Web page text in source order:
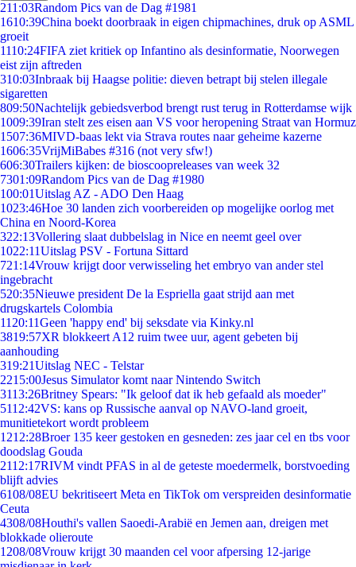
211:03Random Pics van de Dag #1981
1610:39China boekt doorbraak in eigen chipmachines, druk op ASML
groeit
1110:24FIFA ziet kritiek op Infantino als desinformatie, Noorwegen
eist zijn aftreden
310:03Inbraak bij Haagse politie: dieven betrapt bij stelen illegale
sigaretten
809:50Nachtelijk gebiedsverbod brengt rust terug in Rotterdamse wijk
1009:39Iran stelt zes eisen aan VS voor heropening Straat van Hormuz
1507:36MIVD-baas lekt via Strava routes naar geheime kazerne
1606:35VrijMiBabes #316 (not very sfw!)
606:30Trailers kijken: de bioscoopreleases van week 32
7301:09Random Pics van de Dag #1980
100:01Uitslag AZ - ADO Den Haag
1023:46Hoe 30 landen zich voorbereiden op mogelijke oorlog met
China en Noord-Korea
322:13Vollering slaat dubbelslag in Nice en neemt geel over
1022:11Uitslag PSV - Fortuna Sittard
721:14Vrouw krijgt door verwisseling het embryo van ander stel
ingebracht
520:35Nieuwe president De la Espriella gaat strijd aan met
drugskartels Colombia
11 20:11Geen 'happy end' bij seksdate via Kinky.nl
3819:57XR blokkeert A12 ruim twee uur, agent gebeten bij
aanhouding
319:21Uitslag NEC - Telstar
2215:00Jesus Simulator komt naar Nintendo Switch
3113:26Britney Spears: "Ik geloof dat ik heb gefaald als moeder"
5112:42VS: kans op Russische aanval op NAVO-land groeit,
munitietekort wordt probleem
1212:28Broer 135 keer gestoken en gesneden: zes jaar cel en tbs voor
doodslag Gouda
2112:17RIVM vindt PFAS in al de geteste moedermelk, borstvoeding
blijft advies
6108/08EU bekritiseert Meta en TikTok om verspreiden desinformatie
Ceuta
4308/08Houthi's vallen Saoedi-Arabië en Jemen aan, dreigen met
blokkade olieroute
1208/08Vrouw krijgt 30 maanden cel voor afpersing 12-jarige